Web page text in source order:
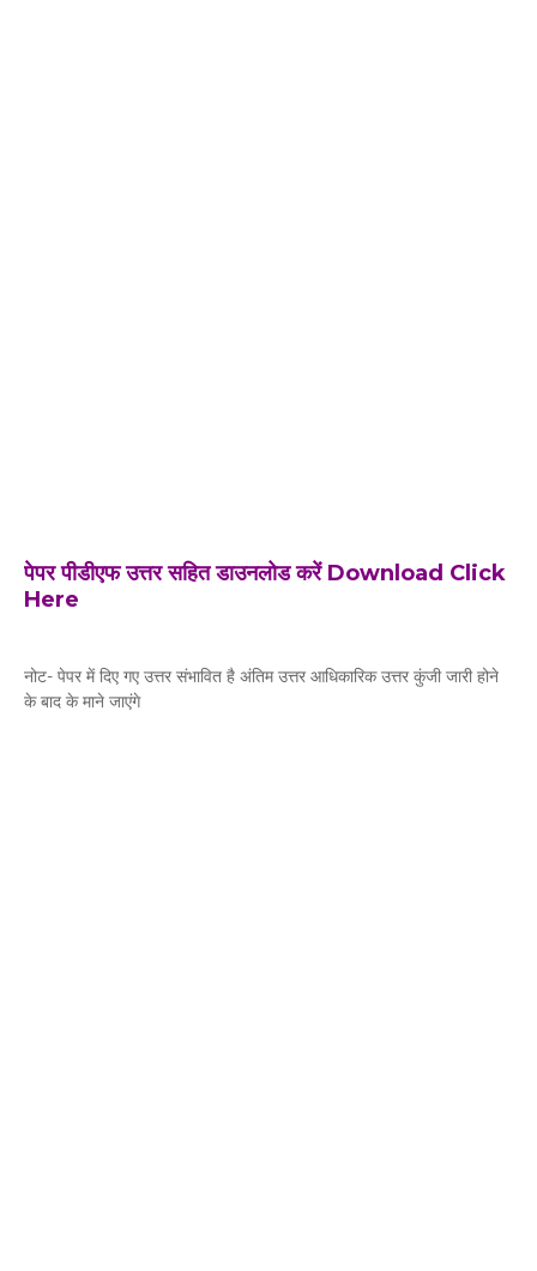
पेपर पीडीएफ उत्तर सहित डाउनलोड करें Download Click
Here
नोट- पेपर में दिए गए उत्तर संभावित है अंतिम उत्तर आधिकारिक उत्तर कुंजी जारी होने
के बाद के माने जाएंगे